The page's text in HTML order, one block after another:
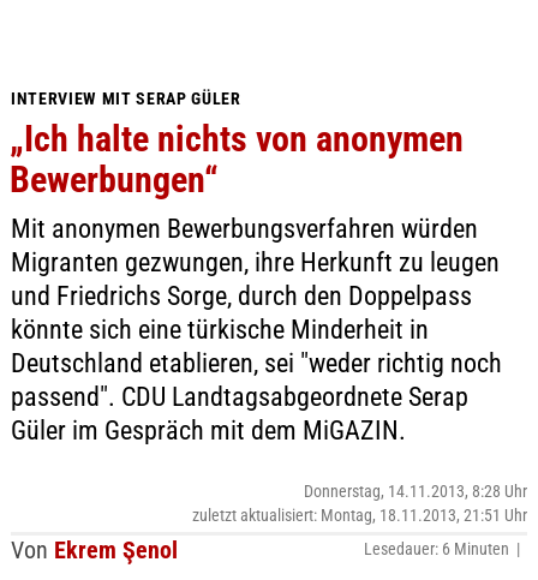
INTERVIEW MIT SERAP GÜLER
„Ich halte nichts von anonymen
Bewerbungen“
Mit anonymen Bewerbungsverfahren würden
Migranten gezwungen, ihre Herkunft zu leugen
und Friedrichs Sorge, durch den Doppelpass
könnte sich eine türkische Minderheit in
Deutschland etablieren, sei "weder richtig noch
passend". CDU Landtagsabgeordnete Serap
Güler im Gespräch mit dem MiGAZIN.
Von Ekrem Şenol
Donnerstag, 14.11.2013, 8:28 Uhr
zuletzt aktualisiert: Montag, 18.11.2013, 21:51 Uhr
Lesedauer: 6 Minuten |